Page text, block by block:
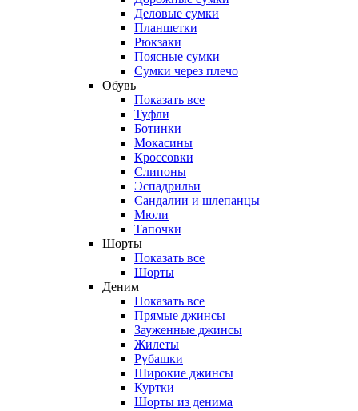
Деловые сумки
Планшетки
Рюкзаки
Поясные сумки
Сумки через плечо
Обувь
Показать все
Туфли
Ботинки
Мокасины
Кроссовки
Слипоны
Эспадрильи
Сандалии и шлепанцы
Мюли
Тапочки
Шорты
Показать все
Шорты
Деним
Показать все
Прямые джинсы
Зауженные джинсы
Жилеты
Рубашки
Широкие джинсы
Куртки
Шорты из денима